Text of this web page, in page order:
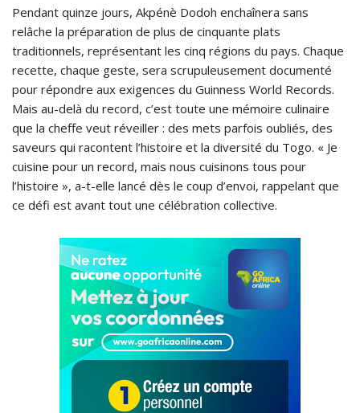
Pendant quinze jours, Akpénè Dodoh enchaînera sans
relâche la préparation de plus de cinquante plats
traditionnels, représentant les cinq régions du pays. Chaque
recette, chaque geste, sera scrupuleusement documenté
pour répondre aux exigences du Guinness World Records.
Mais au-delà du record, c’est toute une mémoire culinaire
que la cheffe veut réveiller : des mets parfois oubliés, des
saveurs qui racontent l’histoire et la diversité du Togo. « Je
cuisine pour un record, mais nous cuisinons tous pour
l’histoire », a-t-elle lancé dès le coup d’envoi, rappelant que
ce défi est avant tout une célébration collective.